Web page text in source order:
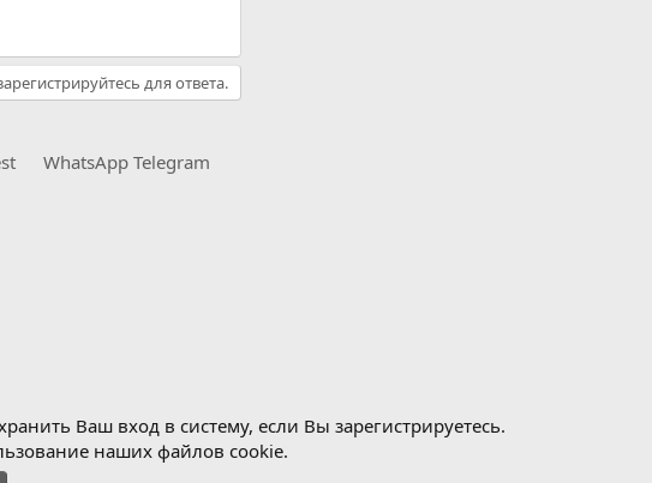
для ответа.
WhatsApp Telegram
Ваш вход в систему, если Вы зарегистрируетесь.
наших файлов cookie.